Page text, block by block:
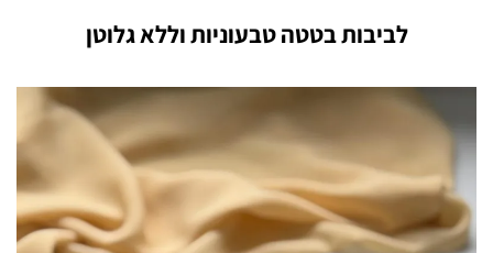
לביבות בטטה טבעוניות וללא גלוטן